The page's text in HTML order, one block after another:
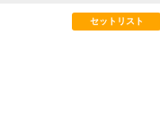
セットリスト